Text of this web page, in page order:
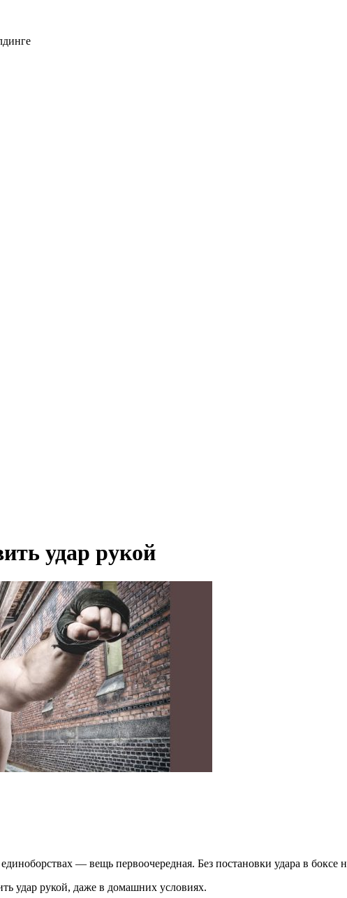
удар рукой
— вещь первоочередная. Без постановки удара в
удар рукой, даже в домашних условиях.